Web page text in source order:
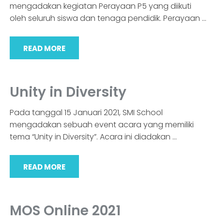
mengadakan kegiatan Perayaan P5 yang diikuti
oleh seluruh siswa dan tenaga pendidik. Perayaan …
READ MORE
Unity in Diversity
Pada tanggal 15 Januari 2021, SMI School
mengadakan sebuah event acara yang memiliki
tema “Unity in Diversity”. Acara ini diadakan …
READ MORE
MOS Online 2021